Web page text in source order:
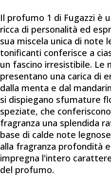
Il profumo 1 di Fugazzi è
ricca di personalità ed
sua miscela unica di note
tonificanti conferisce a
un fascino irresistibile. Le
presentano una carica di
dalla menta e dal
si dispiegano sfumature
speziate, che
fragranza una splendida
base di calde note
alla fragranza profondità
impregna l'intero
del profumo.